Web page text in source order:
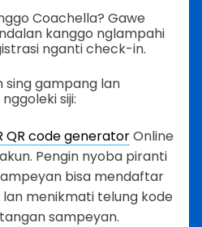
Coachella? Gawe
kanggo nglampahi
nganti check-in.
sing gampang lan
siji:
QR code generatorOnline
Pengin nyoba piranti
bisa mendaftar
menikmati telung kode
sampeyan.